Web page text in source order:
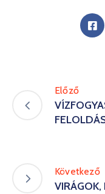
Előző
Következő
VIRÁGOK,